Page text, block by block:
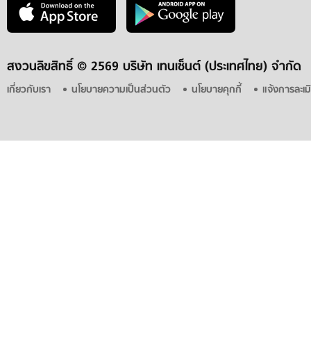
สงวนลิขสิทธิ์ © 2569 บริษัท เทนเซ็นต์ (ประเทศไทย) จำกัด
เกี่ยวกับเรา นโยบายความเป็นส่วนตัว นโยบายคุกกี้ แจ้งการละ